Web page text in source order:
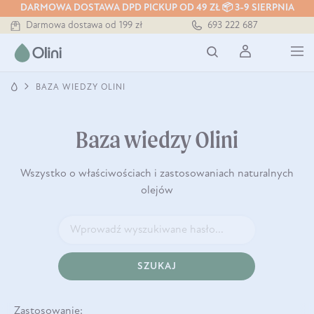
DARMOWA DOSTAWA DPD PICKUP OD 49 ZŁ 📦 3-9 SIERPNIA
Bezpieczna dostawa od 7,49 zł
Darmowa dostawa od 199 zł
693 222 687
BAZA WIEDZY OLINI
Baza wiedzy Olini
Wszystko o właściwościach i zastosowaniach naturalnych
olejów
SZUKAJ
Zastosowanie: